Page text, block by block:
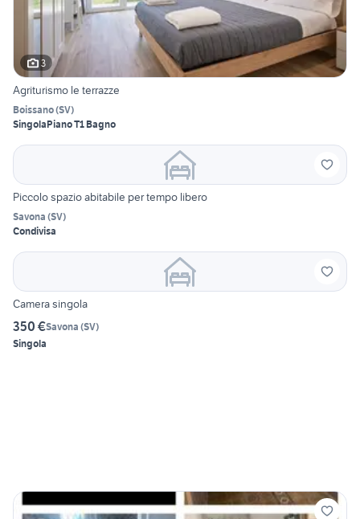
3
Agriturismo le terrazze
Boissano(SV)
SingolaPiano T1 Bagno
Piccolo spazio abitabile per tempo libero
Savona (SV)
Condivisa
Camera singola
350 €Savona (SV)
Singola